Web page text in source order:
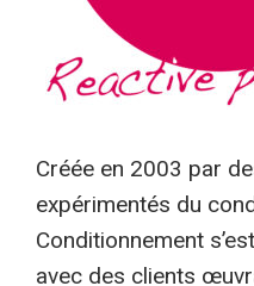
Créée en 2003 par
expérimentés du
Conditionnement
avec des clients